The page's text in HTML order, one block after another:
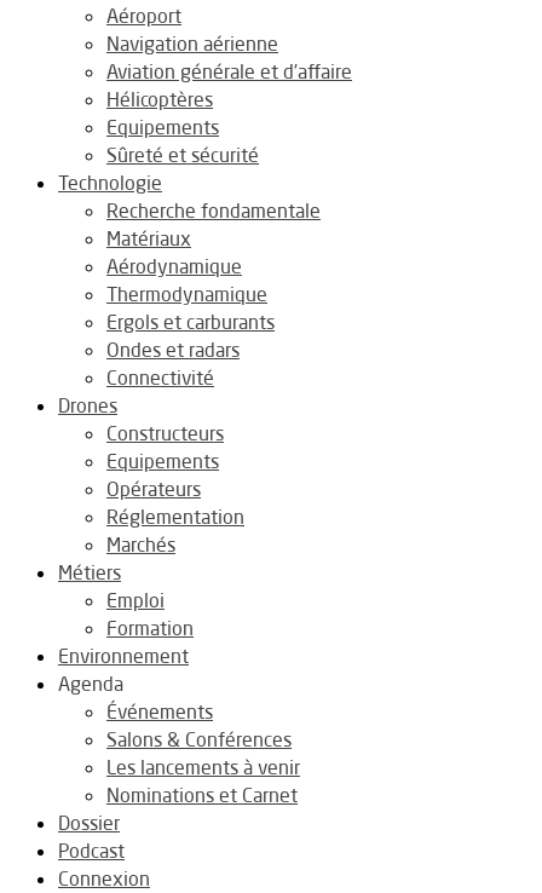
Aéroport
Navigation aérienne
Aviation générale et d’affaire
Hélicoptères
Equipements
Sûreté et sécurité
Technologie
Recherche fondamentale
Matériaux
Aérodynamique
Thermodynamique
Ergols et carburants
Ondes et radars
Connectivité
Drones
Constructeurs
Equipements
Opérateurs
Réglementation
Marchés
Métiers
Emploi
Formation
Environnement
Agenda
Événements
Salons & Conférences
Les lancements à venir
Nominations et Carnet
Dossier
Podcast
Connexion